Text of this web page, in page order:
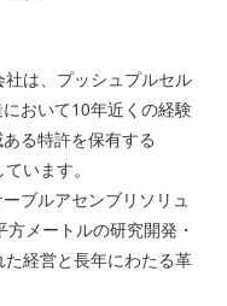
は、プッシュプルセル
おいて10年近くの経験
る特許を保有する
います。
ブルアセンブリソリュ
メートルの研究開発・
経営と長年にわたる革